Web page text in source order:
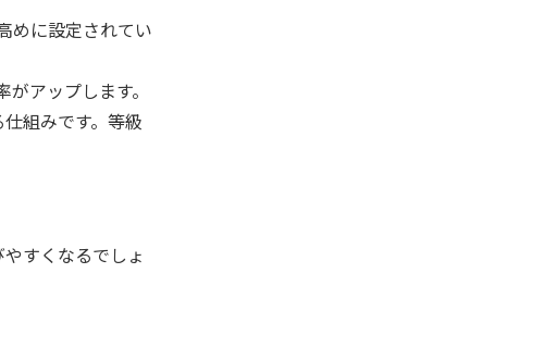
めに設定されてい
アップします。
組みです。等級
すくなるでしょ